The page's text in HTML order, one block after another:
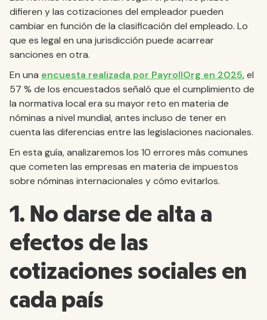
difieren y las cotizaciones del empleador pueden
cambiar en función de la clasificación del empleado. Lo
que es legal en una jurisdicción puede acarrear
sanciones en otra.
En una encuesta realizada por PayrollOrg en 2025, el
57 % de los encuestados señaló que el cumplimiento de
la normativa local era su mayor reto en materia de
nóminas a nivel mundial, antes incluso de tener en
cuenta las diferencias entre las legislaciones nacionales.
En esta guía, analizaremos los 10 errores más comunes
que cometen las empresas en materia de impuestos
sobre nóminas internacionales y cómo evitarlos.
1. No darse de alta a
efectos de las
cotizaciones sociales en
cada país